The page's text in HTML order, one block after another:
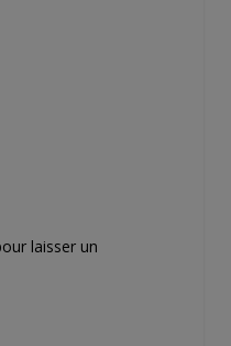
laisser un